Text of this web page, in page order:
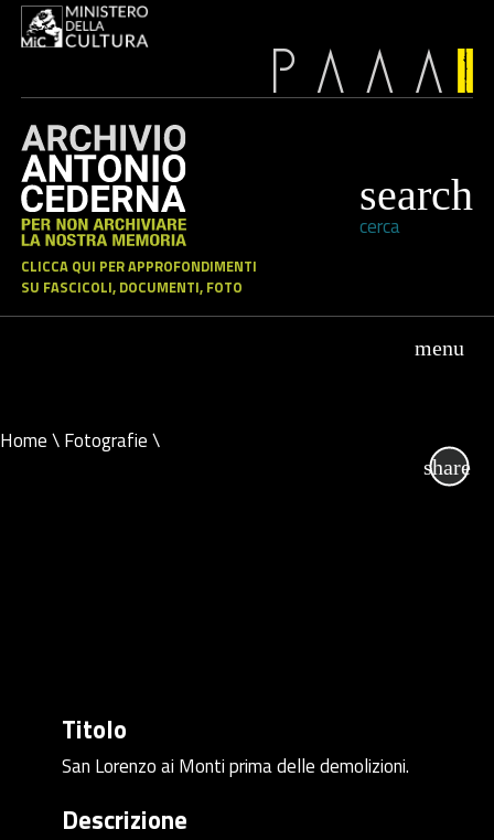
CLICCA QUI PER APPROFONDIMENTI
SU FASCICOLI, DOCUMENTI, FOTO
cerca
Home\Fotografie\
Titolo
San Lorenzo ai Monti prima delle demolizioni.
Descrizione